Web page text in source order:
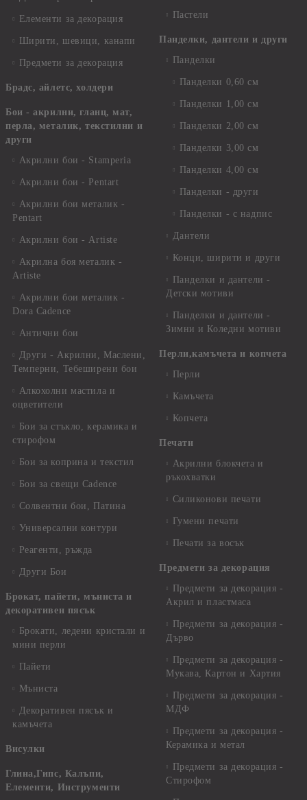
Елементи за декорация
Ширити, шевици, канапи
Предмети за декорация
Брадс, айлетс, холдери
Бои - акрилни, гланц, мат,
перла, металик, текстилни и
други
Акрилни бои - Stamperia
Акрилни бои - Pentart
Акрилни бои металик -
Pentart
Акрилни бои - Artiste
Акрилна боя металик -
Artiste
Акрилни бои металик -
Dora Cadence
Антични бои
Други - Акрилни, Маслени,
Темперни, Тебеширени бои
Алкохолни мастила и
оцветители
Бои за стъкло, керамика и
стирофом
Бои за коприна и текстил
Бои за свещи Cadence
Солвентни бои, Патина
Универсални контури
Реагенти, ръжда
Други Бои
Брокат, пайети, мъниста и
декоративен пясък
Брокати, ледени кристали и
мини перли
Пайети
Мъниста
Декоративен пясък и
камъчета
Висулки
Глина,Гипс, Калъпи,
Елементи, Инструменти
Пастели
Панделки, дантели и други
Панделки
Панделки 0,60 см
Панделки 1,00 см
Панделки 2,00 см
Панделки 3,00 см
Панделки 4,00 см
Панделки - други
Панделки - с надпис
Дантели
Конци, ширити и други
Панделки и дантели -
Детски мотиви
Панделки и дантели -
Зимни и Коледни мотиви
Перли,камъчета и копчета
Перли
Камъчета
Копчета
Печати
Акрилни блокчета и
ръкохватки
Силиконови печати
Гумени печати
Печати за восък
Предмети за декорация
Предмети за декорация -
Акрил и пластмаса
Предмети за декорация -
Дърво
Предмети за декорация -
Мукава, Картон и Хартия
Предмети за декорация -
МДФ
Предмети за декорация -
Керамика и метал
Предмети за декорация -
Стирофом